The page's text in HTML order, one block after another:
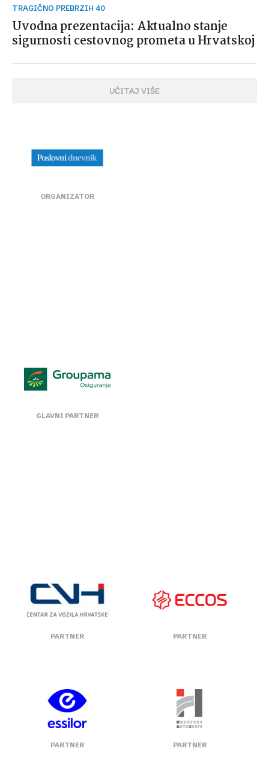
TRAGIČNO PREBRZIH 40
Uvodna prezentacija: Aktualno stanje
sigurnosti cestovnog prometa u Hrvatskoj
UČITAJ VIŠE
ORGANIZATOR
GLAVNI PARTNER
PARTNER PARTNER
PARTNER PARTNER